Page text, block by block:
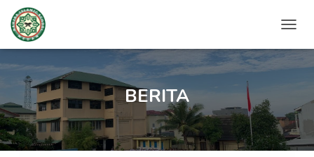
BERITA